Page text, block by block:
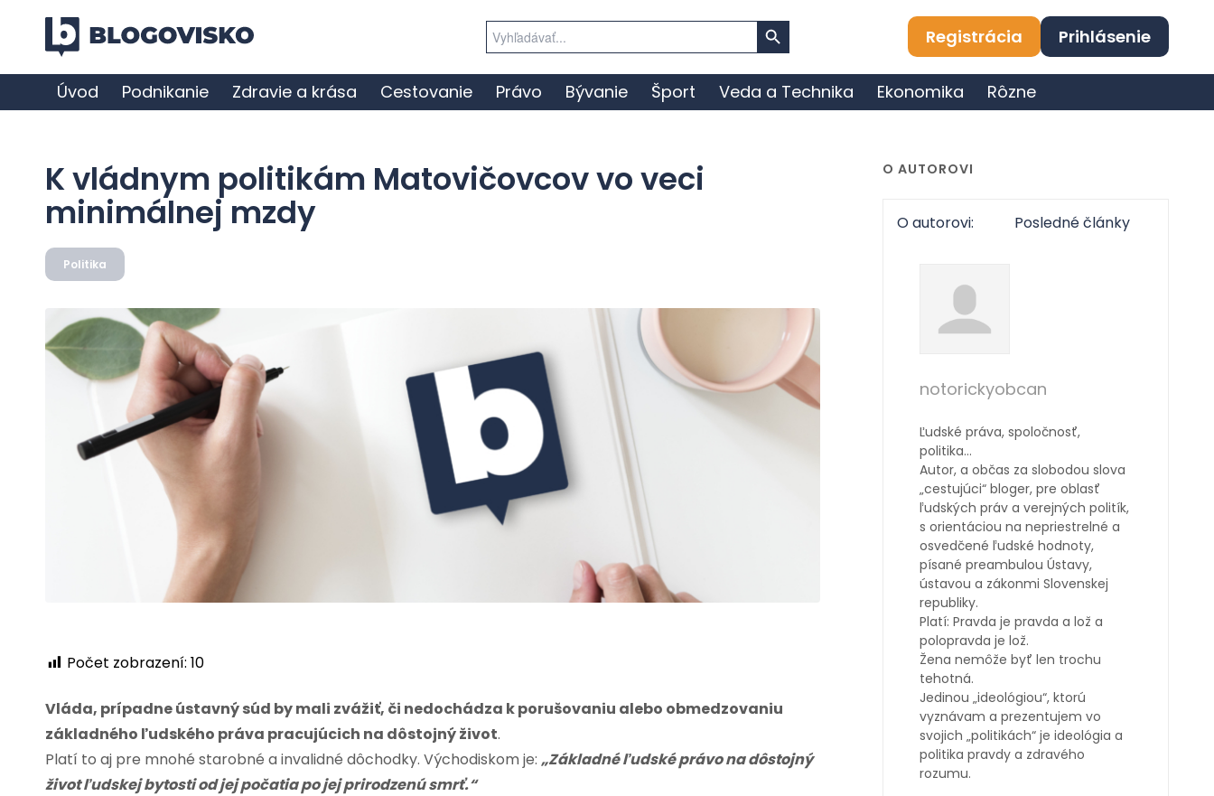
for:
Search Button
Registrácia Prihlásenie
Úvod Podnikanie Zdravie a krása Cestovanie Právo Bývanie Šport Veda a Technika Ekonomika Rôzne
K vládnym politikám Matovičovcov vo veci
minimálnej mzdy
Politika
Počet zobrazení: 10
Vláda, prípadne ústavný súd by mali zvážiť, či nedochádza k porušovaniu alebo obmedzovaniu
základného ľudského práva pracujúcich na dôstojný život.
Platí to aj pre mnohé starobné a invalidné dôchodky. Východiskom je: „Základné ľudské právo na dôstojný
život ľudskej bytosti od jej počatia po jej prirodzenú smrť.“
O AUTOROVI
O autorovi: Posledné články
notorickyobcan
Ľudské práva, spoločnosť,
politika…
Autor, a občas za slobodou slova
„cestujúci“ bloger, pre oblasť
ľudských práv a verejných politík,
s orientáciou na nepriestrelné a
osvedčené ľudské hodnoty,
písané preambulou Ústavy,
ústavou a zákonmi Slovenskej
republiky.
Platí: Pravda je pravda a lož a
polopravda je lož.
Žena nemôže byť len trochu
tehotná.
Jedinou „ideológiou“, ktorú
vyznávam a prezentujem vo
svojich „politikách“ je ideológia a
politika pravdy a zdravého
rozumu.